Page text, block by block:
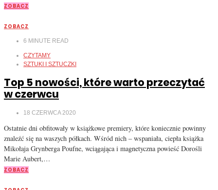
ZOBACZ
ZOBACZ
6 MINUTE READ
CZYTAMY
SZTUKI I SZTUCZKI
Top 5 nowości, które warto przeczytać
w czerwcu
18 CZERWCA 2020
Ostatnie dni obfitowały w książkowe premiery, które koniecznie powinny
znaleźć się na waszych półkach. Wśród nich – wspaniała, ciepła książka
Mikołaja Grynberga Poufne, wciągająca i magnetyczna powieść Dorośli
Marie Aubert,…
ZOBACZ